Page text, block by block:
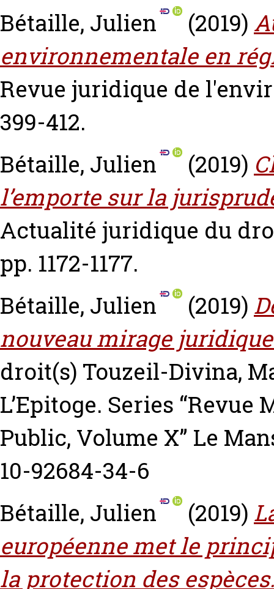
Bétaille, Julien
(2019)
environnementale en
Revue juridique de
399-412.
Bétaille, Julien
(2019)
l’emporte sur la
Actualité juridique du
pp. 1172-1177.
Bétaille, Julien
(2019)
nouveau mirage
droit(s) Touzeil-Divina,
L’Epitoge. Series
Public, Volume X” Le
10-92684-34-6
Bétaille, Julien
(2019)
européenne met le
la protection des